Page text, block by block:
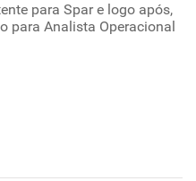
para Spar e logo após,
para Analista Operacional